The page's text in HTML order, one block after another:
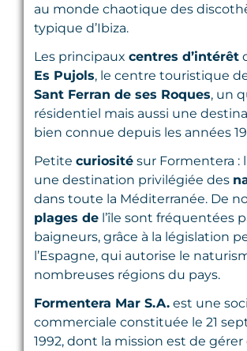
au monde chaotique des
typique d’Ibiza.
Les principaux centres d’intérêt
Es Pujols, le centre touristique de
Sant Ferran de ses Roques, un
résidentiel mais aussi une
bien connue depuis les années
Petite curiosité sur Formentera :
une destination privilégiée des
dans toute la Méditerranée. De
plages de l’île sont fréquentées
baigneurs, grâce à la législation
l’Espagne, qui autorise le
nombreuses régions du pays.
Formentera Mar S.A. est une
commerciale constituée le 21
1992, dont la mission est de gérer